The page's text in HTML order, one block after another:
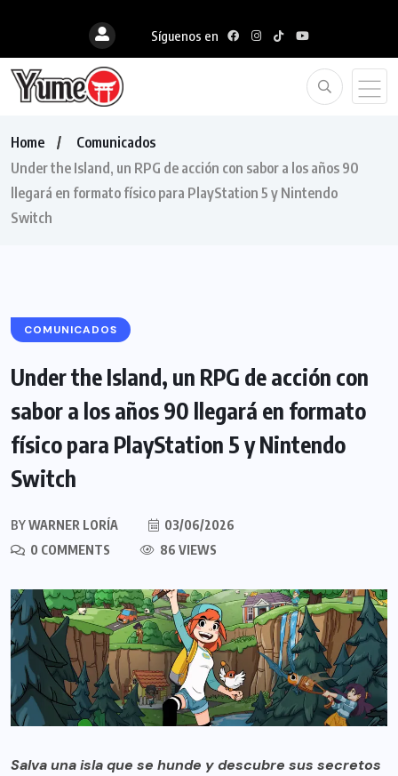
Síguenos en
Home
Comunicados
Under the Island, un RPG de acción con sabor a los años 90
llegará en formato físico para PlayStation 5 y Nintendo
Switch
COMUNICADOS
Under the Island, un RPG de acción con
sabor a los años 90 llegará en formato
físico para PlayStation 5 y Nintendo
Switch
BYWARNER LORÍA
03/06/2026
0 COMMENTS
86 VIEWS
Salva una isla que se hunde y descubre sus secretos